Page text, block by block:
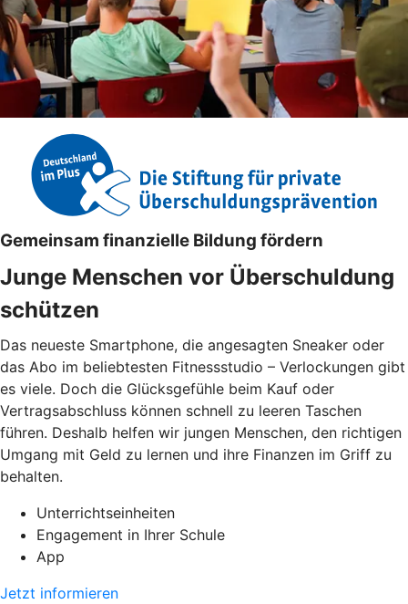
Gemeinsam finanzielle Bildung fördern
Junge Menschen vor Überschuldung
schützen
Das neueste Smartphone, die angesagten Sneaker oder
das Abo im beliebtesten Fitnessstudio – Verlockungen gibt
es viele. Doch die Glücksgefühle beim Kauf oder
Vertragsabschluss können schnell zu leeren Taschen
führen. Deshalb helfen wir jungen Menschen, den richtigen
Umgang mit Geld zu lernen und ihre Finanzen im Griff zu
behalten.
Unterrichtseinheiten
Engagement in Ihrer Schule
App
Jetzt informieren